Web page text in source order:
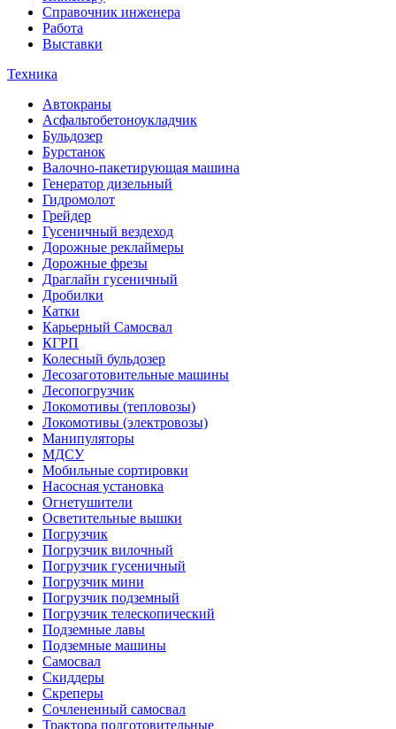
Справочник инженера
Работа
Выставки
Техника
Автокраны
Асфальтобетоноукладчик
Бульдозер
Бурстанок
Валочно-пакетирующая машина
Генератор дизельный
Гидромолот
Грейдер
Гусеничный вездеход
Дорожные реклаймеры
Дорожные фрезы
Драглайн гусеничный
Дробилки
Катки
Карьерный Самосвал
КГРП
Колесный бульдозер
Лесозаготовительные машины
Лесопогрузчик
Локомотивы (тепловозы)
Локомотивы (электровозы)
Манипуляторы
МДСУ
Мобильные сортировки
Насосная установка
Огнетушители
Осветительные вышки
Погрузчик
Погрузчик вилочный
Погрузчик гусеничный
Погрузчик мини
Погрузчик подземный
Погрузчик телескопический
Подземные лавы
Подземные машины
Самосвал
Скиддеры
Скреперы
Сочлененный самосвал
Трактора подготовительные